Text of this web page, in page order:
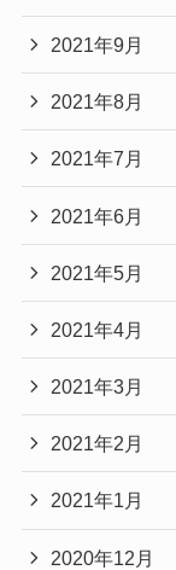
2021年9月
2021年8月
2021年7月
2021年6月
2021年5月
2021年4月
2021年3月
2021年2月
2021年1月
2020年12月